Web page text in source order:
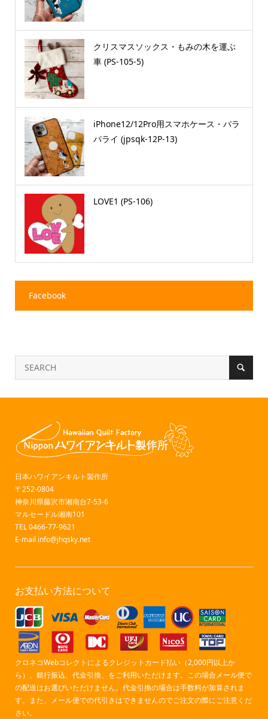
クリスマスソックス・もみの木を運ぶ
車 (PS-105-5)
iPhone12/12Pro用スマホケース・パラ
パライ (jpsqk-12P-13)
LOVE1 (PS-106)
Facebook
日本ハワイアンキルト製作所
〒252-0804
神奈川県藤沢市湘南台7-53-6
マルセードル湘南101
TEL 0466-77-9621
E-mail info@jhqsky.net
お支払い方法について
クロネコWebコレクトによるクレジットカード払い（2,000円以上か
ら）、銀行振込、代金引換、をご利用いただけます。この場合メール便で
の配送はお選びいただけません。代金引換の場合は手数料が加算されま
す。また、メール便での代引きはできませんのでご注文の際にご注意くだ
さい。